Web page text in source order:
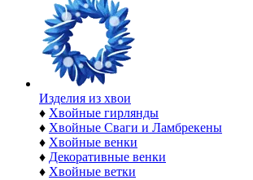
Изделия из хвои
♦ Хвойные гирлянды
♦ Хвойные Сваги и Ламбрекены
♦ Хвойные венки
♦ Декоративные венки
♦ Хвойные ветки